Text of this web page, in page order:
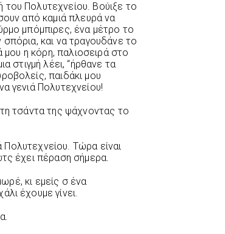
Πολυτεχνείου. Βούιξε το
από καμιά πλευρά να
μπόμπιρες, ένα μέτρο το
και να τραγουδάνε το
μου η κόρη, παλιοσειρά στο
στιγμή λέει, “ήρθανε τα
παιδάκι μου
γενιά Πολυτεχνείου!
τσάντα της ψάχνοντας το
Πολυτεχνείου. Τώρα είναι
έχει πέραση σήμερα.
κι εμείς σ ένα
έχουμε γίνει.